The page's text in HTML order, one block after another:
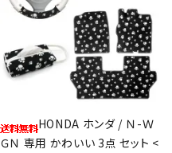
HONDA ホンダ / Ｎ-Ｗ
ＧＮ 専用 かわいい 3点 セット <